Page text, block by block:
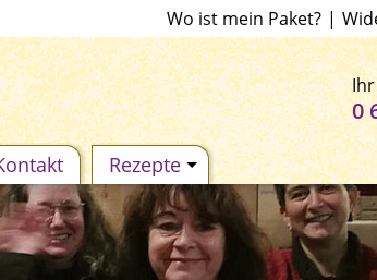
Wo ist mein Paket? |
0
Rezepte